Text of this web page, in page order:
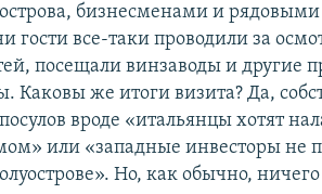
бизнесменами и
гости все-таки проводили за
посещали винзаводы и другие
Каковы же итоги визита? Да,
вроде «итальянцы хотят
или «западные инвесторы не
Но, как обычно,